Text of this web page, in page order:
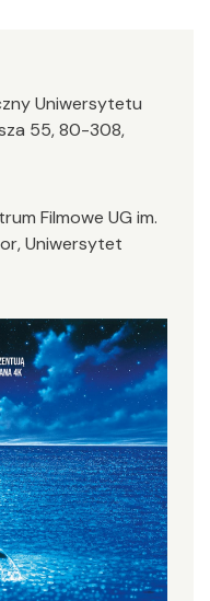
Uniwersytetu
55, 80-308,
Filmowe UG im.
Uniwersytet